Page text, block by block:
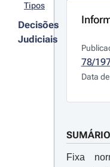
Tipos
Decisões
Judiciais
78/
Data
SUMÁRIO
Fixa